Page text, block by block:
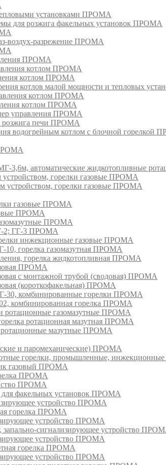
установками ПРОМА
для розжига факельных установок ПРОМА
воздух-разрежение ПРОМА
ПРОМА
котлом ПРОМА
котлом ПРОМА
котлов малой мощности и тепловых
котлом ПРОМА
котлом ПРОМА
управления ПРОМА
розжига печи ПРОМА
водогрейным котлом с блочной горелкой
автоматические жидкотопливные
устройством, горелки газовые ПРОМА
устройством, горелки газовые ПРОМА
газовые ПРОМА
ПРОМА
ПРОМА
2; ГГ-3 ПРОМА
инжекционные газовые ПРОМА
горелка газомазутная ПРОМА
горелка жидкотопливная ПРОМА
ПРОМА
с монтажной трубой (сводовая) ПРОМА
(короткофакельная) ПРОМА
комбинированные горелки ПРОМА
комбинированная горелка ПРОМА
ротационные газомазутные ПРОМА
ротационная мазутная ПРОМА
мазутные ПРОМА
и паромеханические) ПРОМА
горелки, промышленные,
газовый ПРОМА
ПРОМА
ПРОМА
факельных установок ПРОМА
устройство ПРОМА
горелка ПРОМА
устройство ПРОМА
сигнализирующее устройство
устройство ПРОМА
горелка ПРОМА
устройство ПРОМА